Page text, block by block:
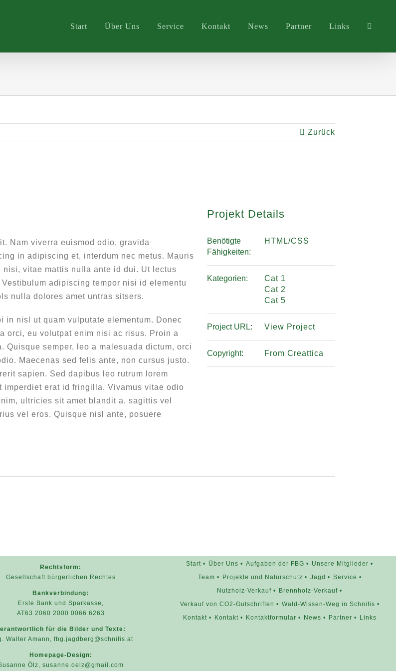
Start Über Uns Service Kontakt News Partner Links
Zurück
Nam viverra euismod odio, gravida
in adipiscing et, interdum nec metus. Mauris
vitae mattis nulla ante id dui. Ut lectus
adipiscing tempor nisi id elementu
nulla dolores amet untras sitsers.
in nisl ut quam vulputate elementum. Donec
orci, eu volutpat enim nisi ac risus. Proin a
semper, leo a malesuada dictum, orci
Maecenas sed felis ante, non cursus justo.
sapien. Sed dapibus leo rutrum lorem
imperdiet erat id fringilla. Vivamus vitae odio
ultricies sit amet blandit a, sagittis vel
vel eros. Quisque nisl ante, posuere
Projekt Details
Benötigte
Fähigkeiten:
HTML/CSS
Kategorien:
Cat 1
Cat 2
Cat 5
Project URL: View Project
Copyright: From Creattica
Rechtsform:
Gesellschaft bürgerlichen Rechtes
Bankverbindung:
Erste Bank und Sparkasse,
AT63 2060 2000 0066 6263
für die Bilder und Texte:
Walter Amann, fbg.jagdberg@schnifis.at
Homepage-Design:
Ölz, susanne.oelz@gmail.com
Start Über Uns Aufgaben der FBG
Unsere Mitglieder
Team
Projekte und Naturschutz Jagd
Service
Nutzholz-Verkauf
Brennholz-Verkauf
Verkauf von CO2-Gutschriften
Wald-Wissen-Weg in Schnifis
Kontakt
Kontakt Kontaktformular News Partner Links